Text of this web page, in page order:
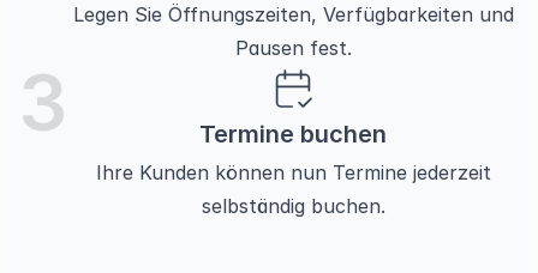
Legen Sie Öffnungszeiten, Verfügbarkeiten und
Pausen fest.
3 Termine buchen
Ihre Kunden können nun Termine jederzeit
selbständig buchen.